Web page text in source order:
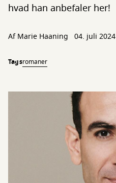
hvad han anbefaler her!
Af Marie Haaning 04. juli 2024
Tagsromaner